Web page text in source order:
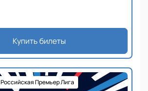
Купить билеты
Российская Премьер Лига